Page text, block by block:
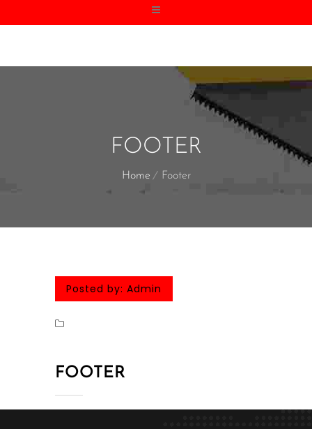
FOOTER
Home Footer
Posted by: Admin
FOOTER